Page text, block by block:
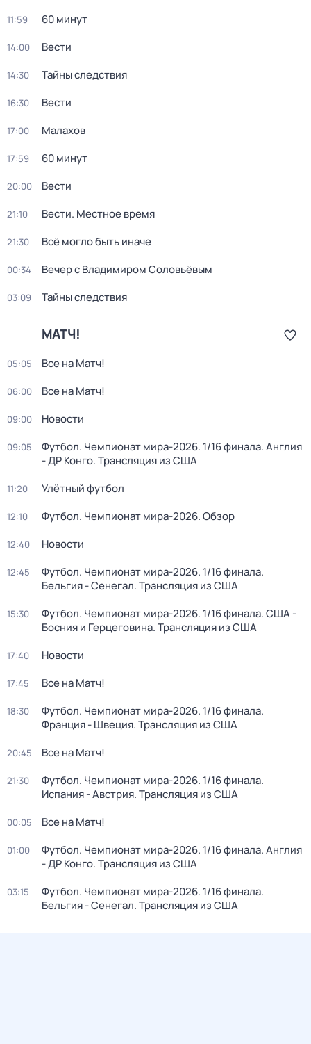
11:59 60 минут
14:00 Вести
14:30 Тайны следствия
16:30 Вести
17:00 Малахов
17:59 60 минут
20:00 Вести
21:10 Вести. Местное время
21:30 Всё могло быть иначе
00:34 Вечер с Владимиром Соловьёвым
03:09 Тайны следствия
МАТЧ!
05:05 Все на Матч!
06:00 Все на Матч!
09:00 Новости
09:05
Футбол. Чемпионат мира-2026. 1/16 финала. Англия
- ДР Конго. Трансляция из США
11:20 Улётный футбол
12:10 Футбол. Чемпионат мира-2026. Обзор
12:40 Новости
12:45
Футбол. Чемпионат мира-2026. 1/16 финала.
Бельгия - Сенегал. Трансляция из США
15:30
Футбол. Чемпионат мира-2026. 1/16 финала. США -
Босния и Герцеговина. Трансляция из США
17:40 Новости
17:45 Все на Матч!
18:30
Футбол. Чемпионат мира-2026. 1/16 финала.
Франция - Швеция. Трансляция из США
20:45 Все на Матч!
21:30
Футбол. Чемпионат мира-2026. 1/16 финала.
Испания - Австрия. Трансляция из США
00:05 Все на Матч!
01:00
Футбол. Чемпионат мира-2026. 1/16 финала. Англия
- ДР Конго. Трансляция из США
03:15
Футбол. Чемпионат мира-2026. 1/16 финала.
Бельгия - Сенегал. Трансляция из США